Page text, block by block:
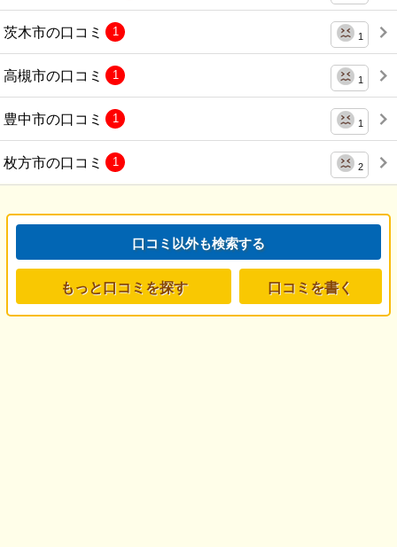
茨木市の口コミ 1
1
高槻市の口コミ 1
1
豊中市の口コミ 1
1
枚方市の口コミ 2
1
口コミ以外も検索する
もっと口コミを探す 口コミを書く